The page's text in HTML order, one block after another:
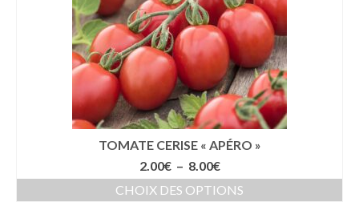
peuvent
être
choisies
sur
la
page
du
produit
TOMATE CERISE « APÉRO »
2.00€ – 8.00€Plage
de
prix :
CHOIX DES OPTIONS